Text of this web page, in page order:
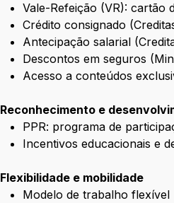
Vale-Refeição (VR): cartão
Crédito consignado
Antecipação salarial
Descontos em seguros
Acesso a conteúdos
Reconhecimento e
PPR: programa de
Incentivos educacionais e
Flexibilidade e mobilidade
Modelo de trabalho flexível